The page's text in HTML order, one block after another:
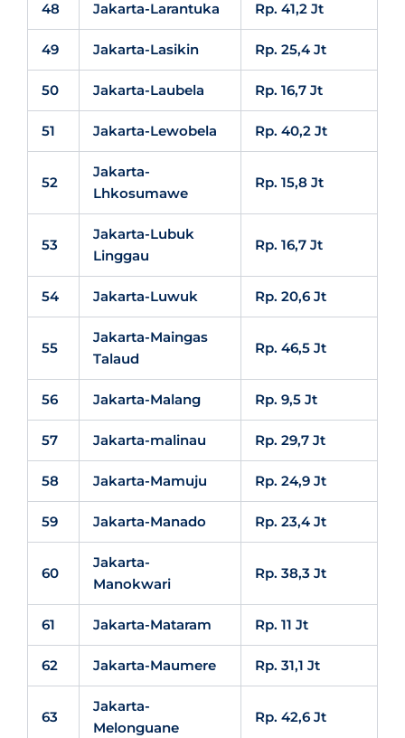
48 Jakarta-Larantuka Rp. 41,2 Jt
49 Jakarta-Lasikin Rp. 25,4 Jt
50 Jakarta-Laubela Rp. 16,7 Jt
51 Jakarta-Lewobela Rp. 40,2 Jt
52
Jakarta-
Lhkosumawe
Rp. 15,8 Jt
53
Jakarta-Lubuk
Linggau
Rp. 16,7 Jt
54 Jakarta-Luwuk Rp. 20,6 Jt
55
Jakarta-Maingas
Talaud
Rp. 46,5 Jt
56 Jakarta-Malang Rp. 9,5 Jt
57 Jakarta-malinau Rp. 29,7 Jt
58 Jakarta-Mamuju Rp. 24,9 Jt
59 Jakarta-Manado Rp. 23,4 Jt
60
Jakarta-
Manokwari
Rp. 38,3 Jt
61 Jakarta-Mataram Rp. 11 Jt
62 Jakarta-Maumere Rp. 31,1 Jt
63
Jakarta-
Melonguane
Rp. 42,6 Jt